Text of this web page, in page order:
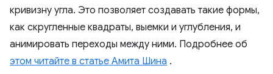
кривизну угла. Это позволяет создавать такие формы,
как скругленные квадраты, выемки и углубления, и
анимировать переходы между ними. Подробнее об
этом читайте в статье Амита Шина .